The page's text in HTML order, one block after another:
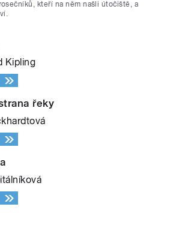
kteří na něm našli útočiště, a
Kipling
řeky